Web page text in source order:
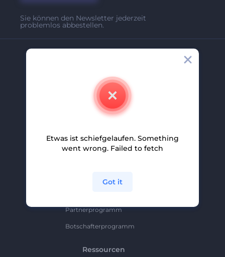
Sie können den Newsletter jederzeit
problemlos abbestellen.
Partnerprogramm
Partnerprogramm
Botschafterprogramm
Ressourcen
Etwas ist schiefgelaufen. Something
went wrong. Failed to fetch
Got it